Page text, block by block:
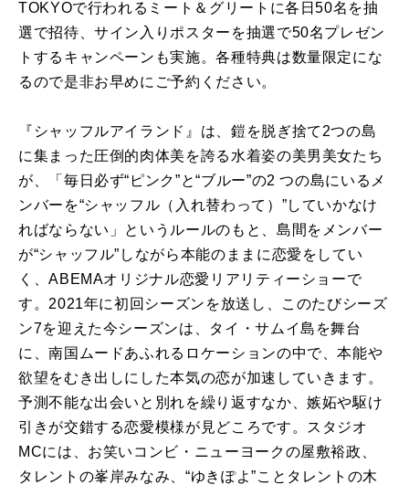
TOKYOで行われるミート＆グリートに各日50名を抽
選で招待、サイン入りポスターを抽選で50名プレゼン
トするキャンペーンも実施。各種特典は数量限定にな
るので是非お早めにご予約ください。
『シャッフルアイランド』は、鎧を脱ぎ捨て2つの島
に集まった圧倒的肉体美を誇る水着姿の美男美女たち
が、「毎日必ず“ピンク”と“ブルー”の2 つの島にいるメ
ンバーを“シャッフル（入れ替わって）”していかなけ
ればならない」というルールのもと、島間をメンバー
が“シャッフル”しながら本能のままに恋愛をしてい
く、ABEMAオリジナル恋愛リアリティーショーで
す。2021年に初回シーズンを放送し、このたびシーズ
ン7を迎えた今シーズンは、タイ・サムイ島を舞台
に、南国ムードあふれるロケーションの中で、本能や
欲望をむき出しにした本気の恋が加速していきます。
予測不能な出会いと別れを繰り返すなか、嫉妬や駆け
引きが交錯する恋愛模様が見どころです。スタジオ
MCには、お笑いコンビ・ニューヨークの屋敷裕政、
タレントの峯岸みなみ、“ゆきぽよ”ことタレントの木